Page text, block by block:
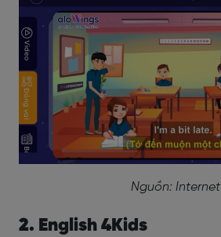
Nguồn: Internet
2. English 4Kids